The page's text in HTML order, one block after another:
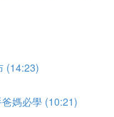
(14:23)
媽必學 (10:21)